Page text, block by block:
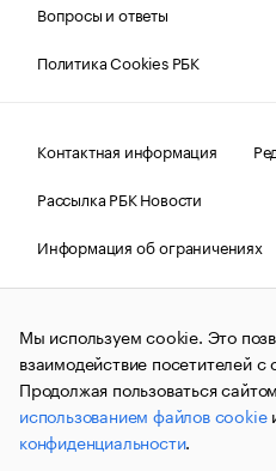
Вопросы и ответы
Политика Cookies РБК
Контактная информация
Рассылка РБК Новости
Информация об ограничениях
Правовая информация
О
© АО
и материалы информационного
(зарегистрировано
связи, информационных
коммуникаций (Роскомнадзор)
№ФС77-63848)
публикации могут содержать
Мы используем cookie. Это
взаимодействие посетителей
Продолжая пользоваться
использованием файлов cookie
конфиденциальности.